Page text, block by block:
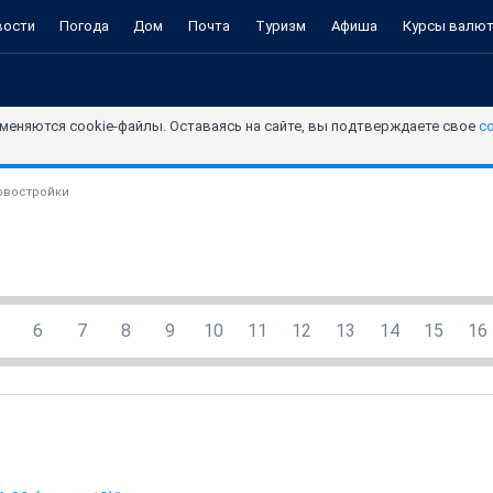
Погода Дом Почта Туризм Афиша Курсы валют
cookie-файлы. Оставаясь на сайте, вы подтверждаете свое
6 7 8 9 10 11 12 13 14 15 16